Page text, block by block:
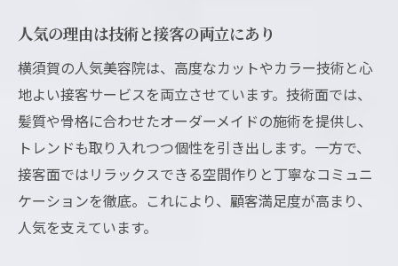
人気の理由は技術と接客の両立にあり
横須賀の人気美容院は、高度なカットやカラー技術と心
地よい接客サービスを両立させています。技術面では、
髪質や骨格に合わせたオーダーメイドの施術を提供し、
トレンドも取り入れつつ個性を引き出します。一方で、
接客面ではリラックスできる空間作りと丁寧なコミュニ
ケーションを徹底。これにより、顧客満足度が高まり、
人気を支えています。